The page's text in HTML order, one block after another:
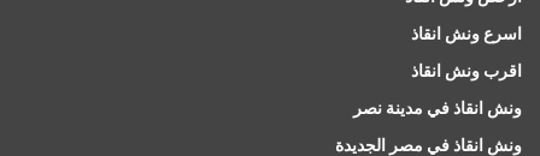
اسرع ونش انقاذ
اقرب ونش انقاذ
ونش انقاذ في مدينة نصر
ونش انقاذ في مصر الجديدة